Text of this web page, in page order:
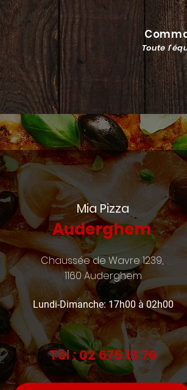
Toute
Mia Pizza
Auderghem
Chaussée de Wavre 1239,
1160 Auderghem
Lundi-Dimanche: 17h00 à 02h00
Tél :02 675 13 76